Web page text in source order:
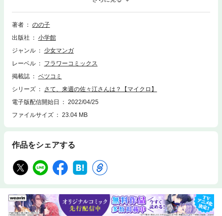
ツめのボディブローを食らっている中、 中学時代に好きだったドラマの
再放送の時間だけタイムリープしてしまい…！？ 中学時代の損得勘定
なしのピュアラブと現代での理想通りの相手との大人の恋…？？ 究極の
著者
のの子
出版社
小学館
ジャンル
少女マンガ
レーベル
フラワーコミックス
掲載誌
ベツコミ
シリーズ
さて、来週の佐々江さんは？【マイクロ】
電子版配信開始日
2022/04/25
ファイルサイズ
23.04 MB
作品をシェアする